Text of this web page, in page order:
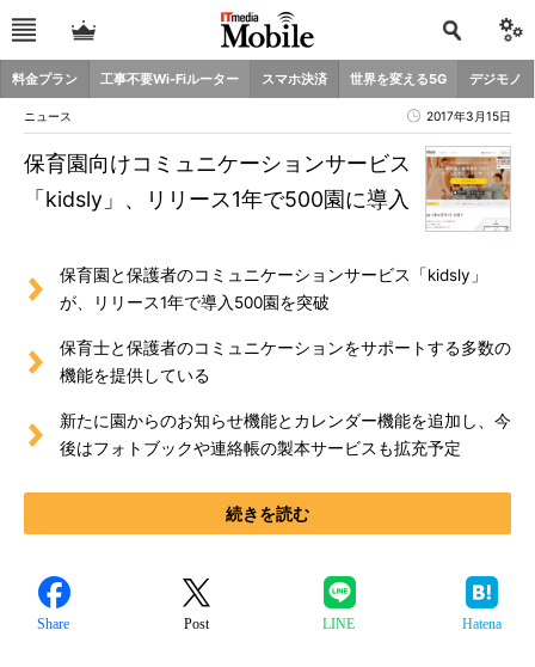
料金プラン 工事不要Wi-Fiルーター スマホ決済 世界を変える5G デジモノ
ニュース 2017年3月15日
保育園向けコミュニケーションサービス
「kidsly」、リリース1年で500園に導入
保育園と保護者のコミュニケーションサービス「kidsly」
が、リリース1年で導入500園を突破
保育士と保護者のコミュニケーションをサポートする多数の
機能を提供している
新たに園からのお知らせ機能とカレンダー機能を追加し、今
後はフォトブックや連絡帳の製本サービスも拡充予定
続きを読む
Share Post LINE Hatena